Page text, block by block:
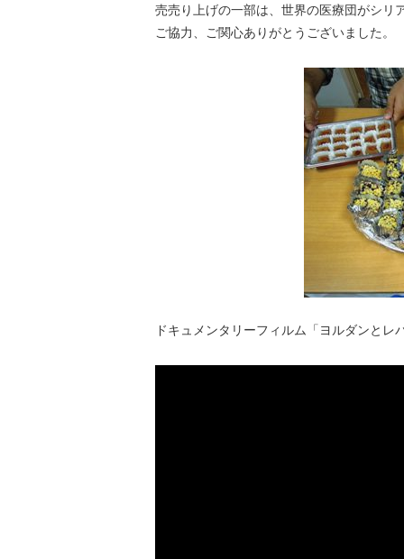
売売り上げの一部は、世界の医療団がシリ
ご協力、ご関心ありがとうございました。
ドキュメンタリーフィルム「ヨルダンと